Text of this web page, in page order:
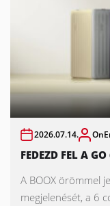
2026.07.14.
FEDEZD FEL A
A BOOX örömmel
megjelenését, a 6